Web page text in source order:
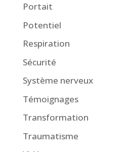
Portait
Potentiel
Respiration
Sécurité
Système nerveux
Témoignages
Transformation
Traumatisme